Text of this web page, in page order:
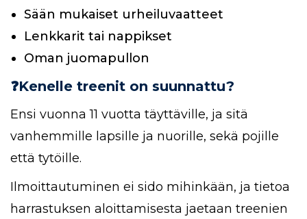
Sään mukaiset urheiluvaatteet
Lenkkarit tai nappikset
Oman juomapullon
❓Kenelle treenit on suunnattu?
Ensi vuonna 11 vuotta täyttäville, ja sitä
vanhemmille lapsille ja nuorille, sekä pojille
että tytöille.
Ilmoittautuminen ei sido mihinkään, ja tietoa
harrastuksen aloittamisesta jaetaan treenien